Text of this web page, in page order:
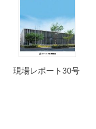
現場レポート30号